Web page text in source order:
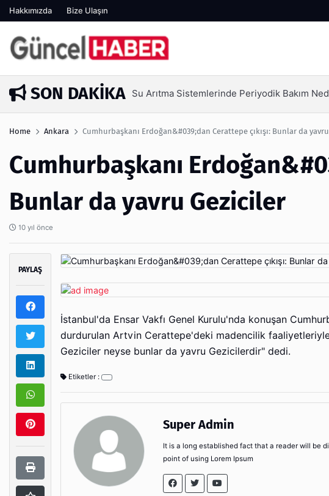
Hakkımızda Bize Ulaşın
SON DAKIKA
4 gün önce Su Arıtma Sistemlerinde Periyodik Bakım
Home Ankara Cumhurbaşkanı Erdoğan&#039;dan Cerattepe çıkışı: Bunlar da
Cumhurbaşkanı
Bunlar da yavru Geziciler
10 yıl önce
PAYLAŞ
İstanbul'da Ensar Vakfı Genel Kurulu'nda konuşan
durdurulan Artvin Cerattepe'deki madencilik
Geziciler neyse bunlar da yavru Gezicilerdir" dedi.
Etiketler :
Super Admin
It is a long established fact that a reader will be
point of using Lorem Ipsum